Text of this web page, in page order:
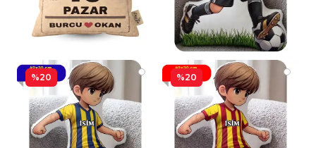
%20 %20